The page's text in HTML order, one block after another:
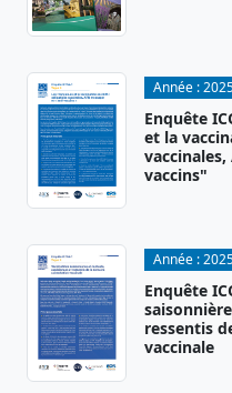
Année :
Enquête
et la
vaccins"
Année :
Enquête
ressentis
vaccinale